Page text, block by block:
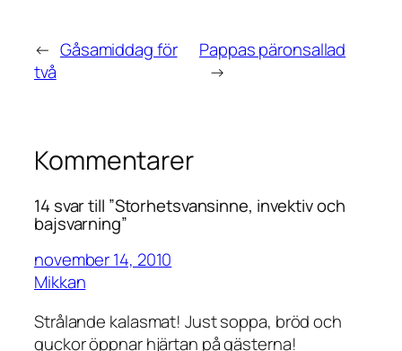
← Gåsamiddag för
två
Pappas päronsallad
→
Kommentarer
14 svar till ”Storhetsvansinne, invektiv och
bajsvarning”
november 14, 2010
Mikkan
Strålande kalasmat! Just soppa, bröd och
guckor öppnar hjärtan på gästerna!